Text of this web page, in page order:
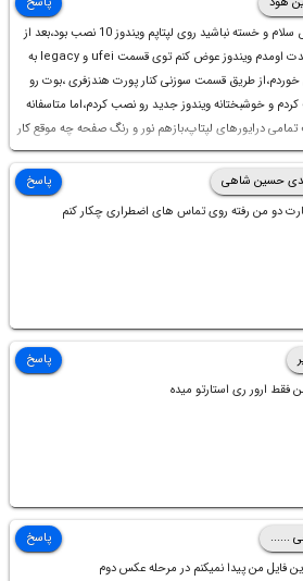
با عرض سلام و خسته نباشید روی لپتاپم ویندوز 10 نصب بود،بعد از
چند مدت اومدم ویندوز عوض کنم توی قسمت ufei و legacy به
طریق قسمت سوزنی کنار پورت هندزفری ،بوت رو
و خوشبختانه ویندوز جدید رو نصب کردم،اما متاسفانه
درایورهای لپتاپ،بازهم نور و رنگ صفحه چه موقع کار
پخش فیلم مثل سابق نیست(نور زیاده و بی کیفیت)،با
کردن کارت گرافیک،کالیبره کردن و غیره هم نور و رنگ درست
تصویر ماته)، خواهشمند است راهنمایی فرمایید باتشکر
حسین شاهی
دو من رفته روی تماس های اضطراری چکار کنم
پاسخ
فقط ارور ری استارتو میده
پاسخ
......
فایل من پیدا نمیکنم در مرحله عکس دوم
پاسخ